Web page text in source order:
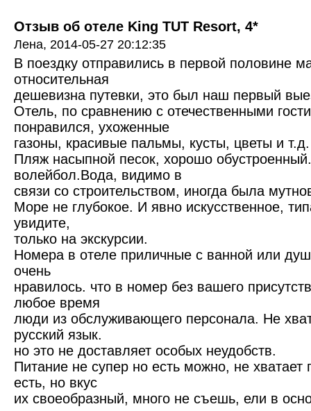
Отзыв об отеле King TUT Resort, 4*
Лена, 2014-05-27 20:12:35
В поездку отправились в первой половине
относительная
дешевизна путевки, это был наш первый
Отель, по сравнению с отечественными
понравился, ухоженные
газоны, красивые пальмы, кусты, цветы и т.д.
Пляж насыпной песок, хорошо
волейбол.Вода, видимо в
связи со строительством, иногда была
Море не глубокое. И явно искусственное,
увидите,
только на экскурсии.
Номера в отеле приличные с ванной или
очень
нравилось. что в номер без вашего
любое время
люди из обслуживающего персонала. Не
русский язык.
но это не доставляет особых неудобств.
Питание не супер но есть можно, не
есть, но вкус
их своеобразный, много не съешь, ели в